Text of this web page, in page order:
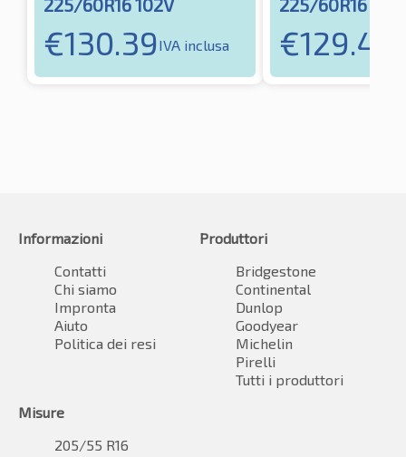
225/60R16 102V
€130.39IVA inclusa
225/60R16 98Y
€129.42
Informazioni
Contatti
Chi siamo
Impronta
Aiuto
Politica dei resi
Produttori
Bridgestone
Continental
Dunlop
Goodyear
Michelin
Pirelli
Tutti i produttori
Misure
205/55 R16